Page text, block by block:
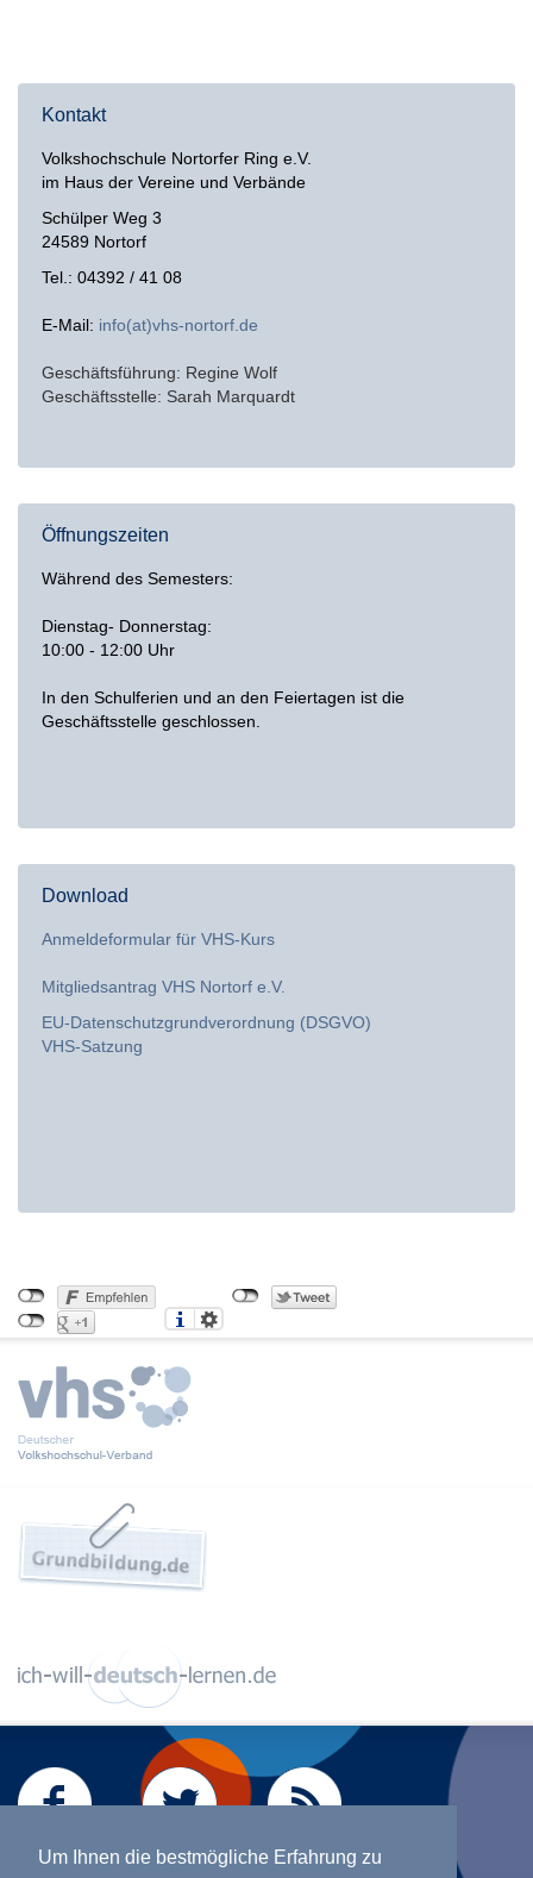
Um Ihnen die bestmögliche Erfahrung zu
Kontakt
Volkshochschule Nortorfer Ring e.V.
im Haus der Vereine und Verbände
Schülper Weg 3
24589 Nortorf
Tel.: 04392 / 41 08
E-Mail: info(at)vhs-nortorf.de
Geschäftsführung: Regine Wolf
Geschäftsstelle: Sarah Marquardt
Öffnungszeiten
Während des Semesters:
Dienstag- Donnerstag:
10:00 - 12:00 Uhr
In den Schulferien und an den Feiertagen ist die
Geschäftsstelle geschlossen.
Download
Anmeldeformular für VHS-Kurs
Mitgliedsantrag VHS Nortorf e.V.
EU-Datenschutzgrundverordnung (DSGVO)
VHS-Satzung
Konzeption & Realisierung der Internetseite durch